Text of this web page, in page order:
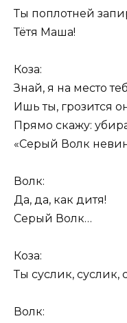
Ты поплотней
Тётя Маша!
Коза:
Знай, я на место
Ишь ты, грозится
Прямо скажу:
«Серый Волк
Волк:
Да, да, как дитя!
Серый Волк…
Коза:
Ты суслик, суслик,
Волк: